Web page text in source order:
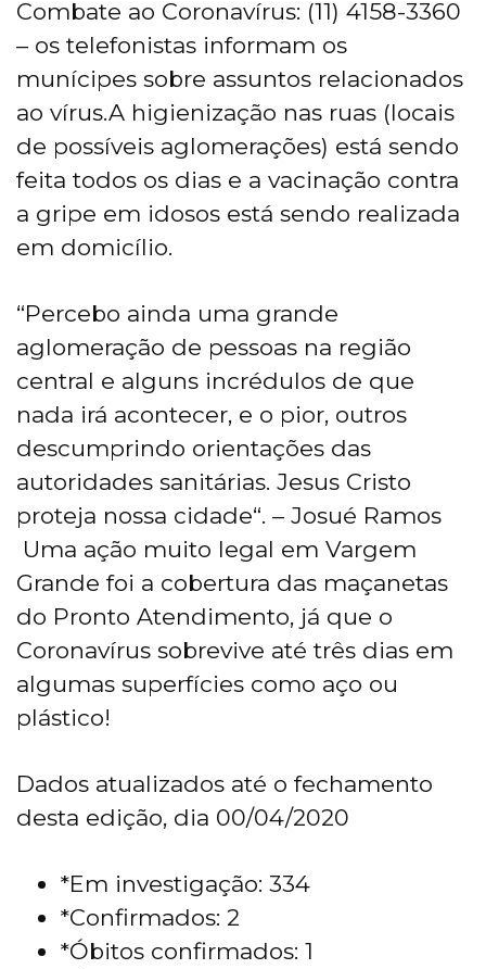
Combate ao Coronavírus: (11) 4158-3360
– os telefonistas informam os
munícipes sobre assuntos relacionados
ao vírus.A higienização nas ruas (locais
de possíveis aglomerações) está sendo
feita todos os dias e a vacinação contra
a gripe em idosos está sendo realizada
em domicílio.
“Percebo ainda uma grande
aglomeração de pessoas na região
central e alguns incrédulos de que
nada irá acontecer, e o pior, outros
descumprindo orientações das
autoridades sanitárias. Jesus Cristo
proteja nossa cidade“. – Josué Ramos
Uma ação muito legal em Vargem
Grande foi a cobertura das maçanetas
do Pronto Atendimento, já que o
Coronavírus sobrevive até três dias em
algumas superfícies como aço ou
plástico!
Dados atualizados até o fechamento
desta edição, dia 00/04/2020
*Em investigação: 334
*Confirmados: 2
*Óbitos confirmados: 1